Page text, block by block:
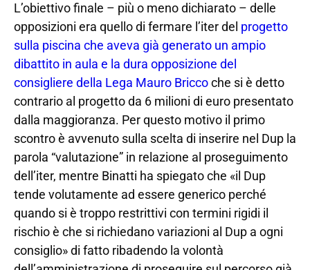
L’obiettivo finale – più o meno dichiarato – delle
opposizioni era quello di fermare l’iter del progetto
sulla piscina che aveva già generato un ampio
dibattito in aula e la dura opposizione del
consigliere della Lega Mauro Briccoche si è detto
contrario al progetto da 6 milioni di euro presentato
dalla maggioranza. Per questo motivo il primo
scontro è avvenuto sulla scelta di inserire nel Dup la
parola “valutazione” in relazione al proseguimento
dell’iter, mentre Binatti ha spiegato che «il Dup
tende volutamente ad essere generico perché
quando si è troppo restrittivi con termini rigidi il
rischio è che si richiedano variazioni al Dup a ogni
consiglio» di fatto ribadendo la volontà